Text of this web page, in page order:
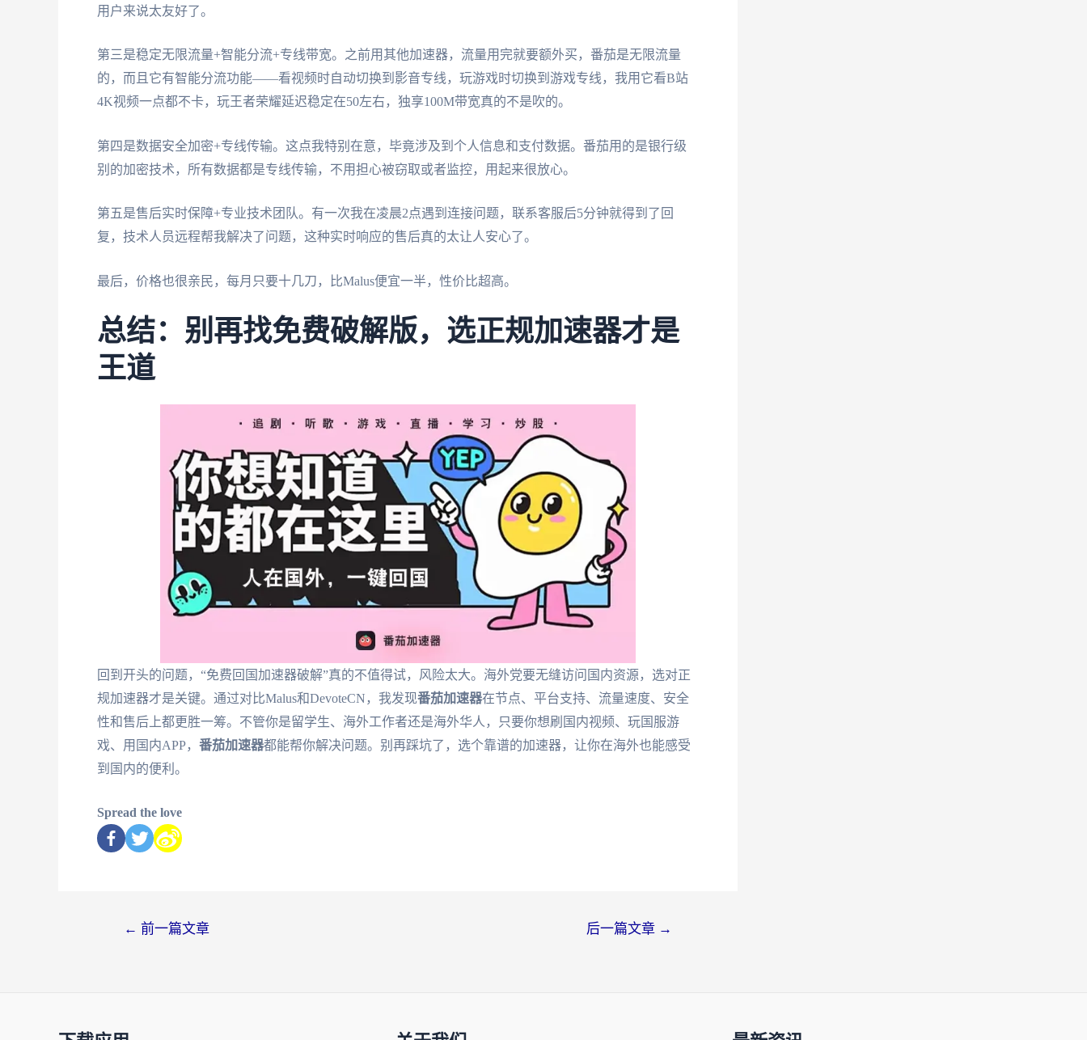
用户来说太友好了。
第三是稳定无限流量+智能分流+专线带宽。之前用其他加速器，流量用完就要额外买，番茄是无限流量
的，而且它有智能分流功能——看视频时自动切换到影音专线，玩游戏时切换到游戏专线，我用它看B站
4K视频一点都不卡，玩王者荣耀延迟稳定在50左右，独享100M带宽真的不是吹的。
第四是数据安全加密+专线传输。这点我特别在意，毕竟涉及到个人信息和支付数据。番茄用的是银行级
别的加密技术，所有数据都是专线传输，不用担心被窃取或者监控，用起来很放心。
第五是售后实时保障+专业技术团队。有一次我在凌晨2点遇到连接问题，联系客服后5分钟就得到了回
复，技术人员远程帮我解决了问题，这种实时响应的售后真的太让人安心了。
最后，价格也很亲民，每月只要十几刀，比Malus便宜一半，性价比超高。
总结：别再找免费破解版，选正规加速器才是
王道
回到开头的问题，“免费回国加速器破解”真的不值得试，风险太大。海外党要无缝访问国内资源，选对正
规加速器才是关键。通过对比Malus和DevoteCN，我发现番茄加速器在节点、平台支持、流量速度、安全
性和售后上都更胜一筹。不管你是留学生、海外工作者还是海外华人，只要你想刷国内视频、玩国服游
戏、用国内APP， 番茄加速器都能帮你解决问题。别再踩坑了，选个靠谱的加速器，让你在海外也能感受
到国内的便利。
Spread the love
← 前一篇文章 后一篇文章 →